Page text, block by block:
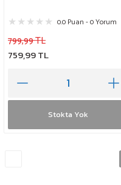
0.0 Puan - 0 Yorum
799,99 TL
759,99 TL
Stokta Yok